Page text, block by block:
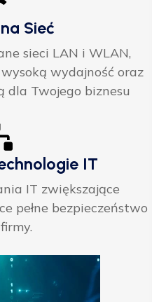
Sieć
sieci LAN i WLAN,
wydajność oraz
dla Twojego biznesu
IT
IT zwiększające
pełne bezpieczeństwo